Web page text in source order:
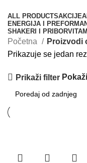
ALL PRODUCTSAKCIJE
ENERGIJA I
SHAKERI I PRIBOR
Početna
Proizvodi
Prikazuje se jedan
Prikaži filter Pokaži